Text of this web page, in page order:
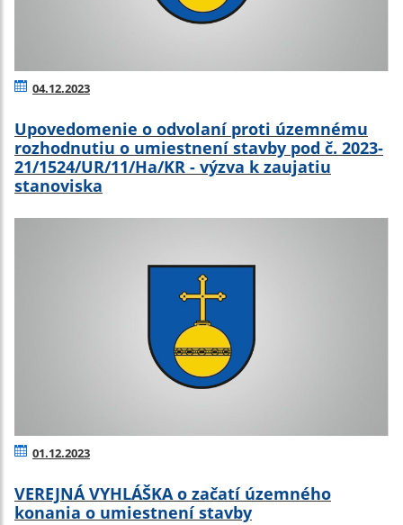
04.12.2023
Upovedomenie o odvolaní proti územnému
rozhodnutiu o umiestnení stavby pod č. 2023-
21/1524/UR/11/Ha/KR - výzva k zaujatiu
stanoviska
01.12.2023
VEREJNÁ VYHLÁŠKA o začatí územného
konania o umiestnení stavby